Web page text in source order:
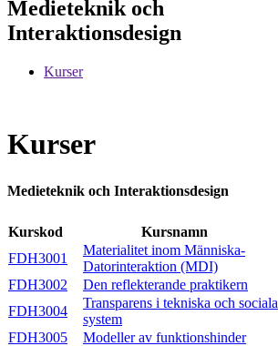
Medieteknik och
Interaktionsdesign
Kurser
Kurser
Medieteknik och Interaktionsdesign
Kurskod Kursnamn
FDH3001
Materialitet inom Människa-
Datorinteraktion (MDI)
FDH3002
Den reflekterande praktikern
FDH3004
Transparens i tekniska och sociala
system
FDH3005
Modeller av funktionshinder